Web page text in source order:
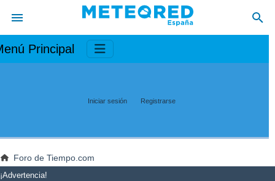
Principal
Iniciar sesión Registrarse
Foro de Tiempo.com
¡Advertencia!